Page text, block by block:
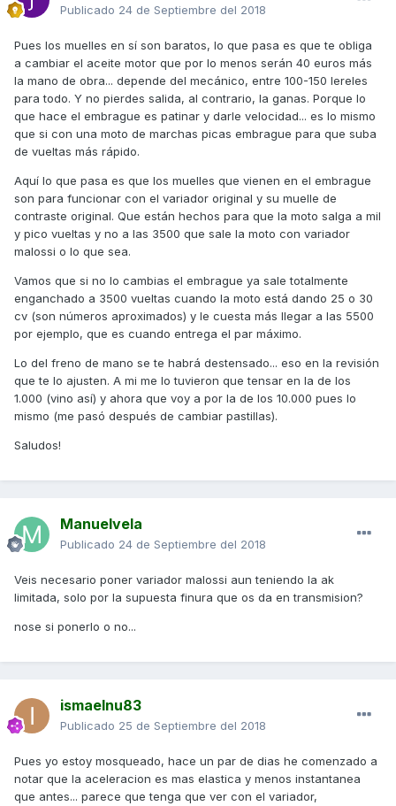
Publicado 24 de Septiembre del 2018
Pues los muelles en sí son baratos, lo que pasa es que te obliga
a cambiar el aceite motor que por lo menos serán 40 euros más
la mano de obra... depende del mecánico, entre 100-150 lereles
para todo. Y no pierdes salida, al contrario, la ganas. Porque lo
que hace el embrague es patinar y darle velocidad... es lo mismo
que si con una moto de marchas picas embrague para que suba
de vueltas más rápido.
Aquí lo que pasa es que los muelles que vienen en el embrague
son para funcionar con el variador original y su muelle de
contraste original. Que están hechos para que la moto salga a mil
y pico vueltas y no a las 3500 que sale la moto con variador
malossi o lo que sea.
Vamos que si no lo cambias el embrague ya sale totalmente
enganchado a 3500 vueltas cuando la moto está dando 25 o 30
cv (son números aproximados) y le cuesta más llegar a las 5500
por ejemplo, que es cuando entrega el par máximo.
Lo del freno de mano se te habrá destensado... eso en la revisión
que te lo ajusten. A mi me lo tuvieron que tensar en la de los
1.000 (vino así) y ahora que voy a por la de los 10.000 pues lo
mismo (me pasó después de cambiar pastillas).
Saludos!
Manuelvela
Publicado 24 de Septiembre del 2018
Veis necesario poner variador malossi aun teniendo la ak
limitada, solo por la supuesta finura que os da en transmision?
nose si ponerlo o no...
ismaelnu83
Publicado 25 de Septiembre del 2018
Pues yo estoy mosqueado, hace un par de dias he comenzado a
notar que la aceleracion es mas elastica y menos instantanea
que antes... parece que tenga que ver con el variador,